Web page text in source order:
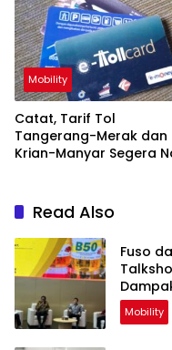
Mobility
Catat, Tarif Tol
Tangerang-Merak dan
Krian-Manyar Segera
Read Also
Fuso
Mobility